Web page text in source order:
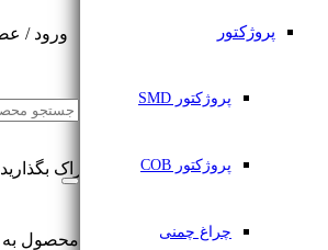
پروژکتور
پروژکتور SMD
پروژکتور COB
چراغ چمنی
ورود /
محصول
🔔 اشتراک گذاری
این مطلب را با دوستان خود به اشتراک بگذارید